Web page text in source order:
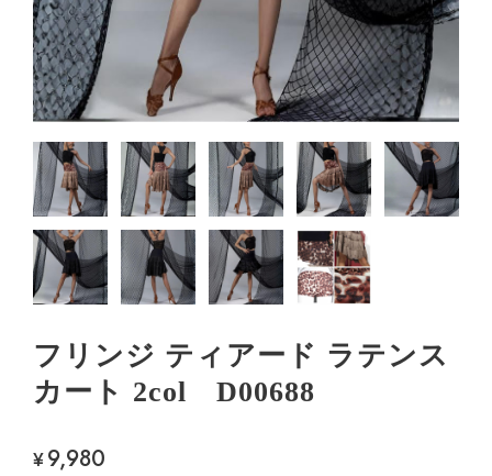
フリンジ ティアード ラテンス
カート 2col D00688
¥9,980